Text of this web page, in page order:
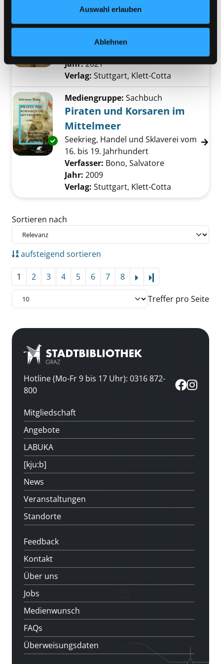
Auswahl erlauben
Ablehnen
Mediengruppe:Sachbuch
Herrschaft
die Entstehung des Westens
Jahr:2021
Verlag: Stuttgart, Klett-Cotta
Exemplar-Details von Piraten und Korsaren
Mediengruppe: Sachbuch
Piraten und Korsaren im
Mittelmeer
Seekrieg, Handel und Sklaverei vom
16. bis 19. Jahrhundert
Verfasser: Bono, Salvatore
Jahr: 2009
Verlag: Stuttgart, Klett-Cotta
Zu den Suchfiltern springen
Sortieren nach
aufsteigend sortieren
1 2 3 4 5 6 7 8
Treffer pro Seite
Hotline (Mo-Fr 9 bis 17 Uhr): 0316 872-
800
Mitgliedschaft
Angebote
LABUKA
[kju:b]
News
Veranstaltungen
Standorte
Feedback
Kontakt
Über uns
Jobs
Medienwunsch
FAQs
Überweisungsdaten